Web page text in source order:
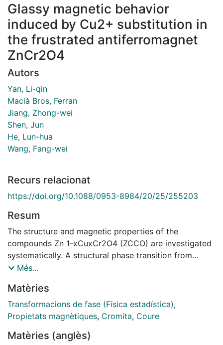
Glassy magnetic behavior
induced by Cu2+ substitution in
the frustrated antiferromagnet
ZnCr2O4
Autors
Yan, Li-qin
Macià Bros, Ferran
Jiang, Zhong-wei
Shen, Jun
He, Lun-hua
Wang, Fang-wei
Recurs relacionat
https://doi.org/10.1088/0953-8984/20/25/255203
Resum
The structure and magnetic properties of the
compounds Zn 1-xCuxCr2O4 (ZCCO) are investigated
systematically. A structural phase transition from
space-group symmetry Fd3m to I41/amd is observed
0.58-0.62 through the appearance of a splitting of
diffraction peaks at room temperature. Measurements
of dc magnetization, ac susceptibility, memory effect
performed to reveal the glassy magnetic behaviors of
Més...
Matèries
Transformacions de fase (Física estadística),
Propietats magnètiques, Cromita, Coure
Matèries (anglès)